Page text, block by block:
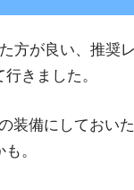
方が良い、推奨
きました。
装備にしておい
。